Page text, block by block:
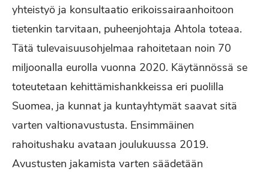
yhteistyö ja konsultaatio erikoissairaanhoitoon
tietenkin tarvitaan, puheenjohtaja Ahtola toteaa.
Tätä tulevaisuusohjelmaa rahoitetaan noin 70
miljoonalla eurolla vuonna 2020. Käytännössä se
toteutetaan kehittämishankkeissa eri puolilla
Suomea, ja kunnat ja kuntayhtymät saavat sitä
varten valtionavustusta. Ensimmäinen
rahoitushaku avataan joulukuussa 2019.
Avustusten jakamista varten säädetään